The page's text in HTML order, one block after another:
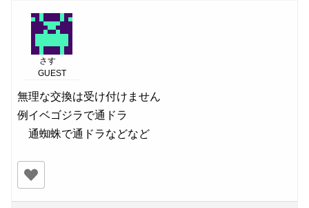
さす
GUEST
無理な交換は受け付けません
例イベゴジラで通ドラ
通蜘蛛で通ドラなどなど